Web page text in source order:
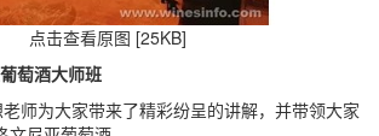
点击查看原图 [25KB]
萄酒大师班
为大家带来了精彩纷呈的讲解，并带领大家